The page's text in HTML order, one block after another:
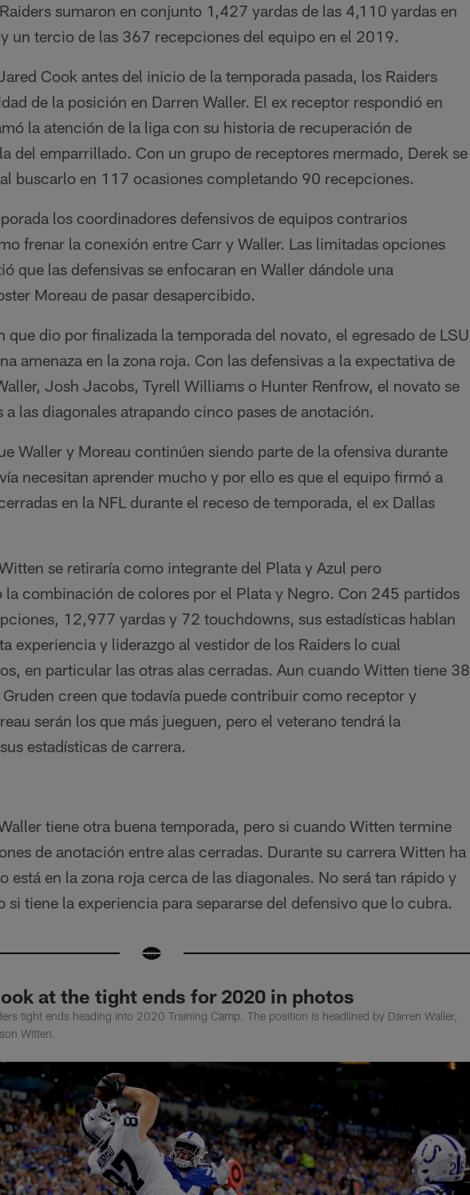
sumaron en conjunto 1,427 yardas de las 4,110 yardas en
un tercio de las 367 recepciones del equipo en el 2019.
Cook antes del inicio de la temporada pasada, los Raiders
de la posición en Darren Waller. El ex receptor respondió en
la atención de la liga con su historia de recuperación de
del emparrillado. Con un grupo de receptores mermado, Derek se
buscarlo en 117 ocasiones completando 90 recepciones.
los coordinadores defensivos de equipos contrarios
frenar la conexión entre Carr y Waller. Las limitadas opciones
que las defensivas se enfocaran en Waller dándole una
Moreau de pasar desapercibido.
que dio por finalizada la temporada del novato, el egresado de LSU
amenaza en la zona roja. Con las defensivas a la expectativa de
Josh Jacobs, Tyrell Williams o Hunter Renfrow, el novato se
las diagonales atrapando cinco pases de anotación.
Waller y Moreau continúen siendo parte de la ofensiva durante
necesitan aprender mucho y por ello es que el equipo firmó a
en la NFL durante el receso de temporada, el ex Dallas
se retiraría como integrante del Plata y Azul pero
la combinación de colores por el Plata y Negro. Con 245 partidos
12,977 yardas y 72 touchdowns, sus estadísticas hablan
experiencia y liderazgo al vestidor de los Raiders lo cual
en particular las otras alas cerradas. Aun cuando Witten tiene 38
creen que todavía puede contribuir como receptor y
serán los que más jueguen, pero el veterano tendrá la
estadísticas de carrera.
tiene otra buena temporada, pero si cuando Witten termine
de anotación entre alas cerradas. Durante su carrera Witten ha
está en la zona roja cerca de las diagonales. No será tan rápido y
si tiene la experiencia para separarse del defensivo que lo cubra.
at the tight ends for 2020 in photos
tight ends heading into 2020 Training Camp. The position is headlined by Darren Waller,
Witten.